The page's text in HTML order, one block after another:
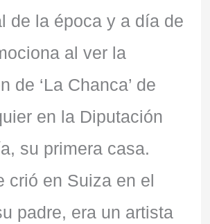
de la época y a día de
al ver la
de ‘La Chanca’ de
en la Diputación
su primera casa.
crió en Suiza en el
padre, era un artista